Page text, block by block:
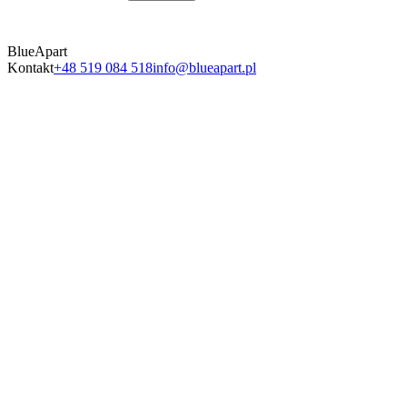
BlueApart
Kontakt+48 519 084 518info@blueapart.pl